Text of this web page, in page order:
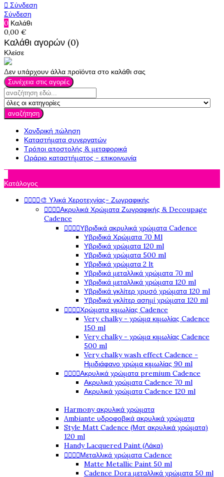
 Σύνδεση
Σύνδεση
0 Καλάθι
0,00 €
Καλάθι αγορών (0)
Κλείσε
Δεν υπάρχουν άλλα προϊόντα στο καλάθι σας
Συνέχεια στις αγορές
αναζήτηση
Χονδρική πώληση
Καταστήματα συνεργατών
Τρόποι αποστολής & μεταφορικά
Ωράριο καταστήματος - επικοινωνία
Κατάλογος
🎨 Υλικά Χεροτεχνίας- Ζωγραφικής
Ακρυλικά Χρώματα Ζωγραφικής & Decoupage
Cadence
Υβριδικά ακρυλικά χρώματα Cadence
Υβριδικά Χρώματα 70 Ml
Υβριδικά χρώματα 120 ml
Υβριδικά χρώματα 500 ml
Υβριδικά χρώματα 2 lt
Υβριδικά μεταλλικά χρώματα 70 ml
Υβριδικά μεταλλικά χρώματα 120 ml
Υβριδικά γκλίτερ χρυσό χρώματα 120 ml
Υβριδικά γκλίτερ ασημί χρώματα 120 ml
Χρώματα κιμωλίας Cadence
Very chalky - χρώμα κιμωλίας Cadence
150 ml
Very chalky - χρώμα κιμωλίας Cadence
500 ml
Very chalky wash effect Cadence -
Ημιδιάφανο χρώμα κιμωλίας 90 ml
Ακρυλικά χρώματα premium Cadence
Ακρυλικά χρώματα Cadence 70 ml
Ακρυλικά χρώματα Cadence 120 ml
Harmony ακρυλικά χρώματα
Ambiante υδροφοβικά ακρυλικά χρώματα
Style Matt Cadence (Ματ ακρυλικά χρώματα)
120 ml
Handy Lacquered Paint (Λάκα)
Μεταλλικά χρώματα Cadence
Matte Metallic Paint 50 ml
Cadence Dora μεταλλικά χρώματα 50 ml